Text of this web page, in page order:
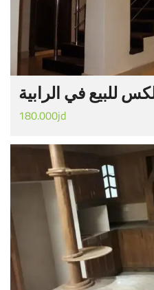
للبيع في الرابية
180.000jd